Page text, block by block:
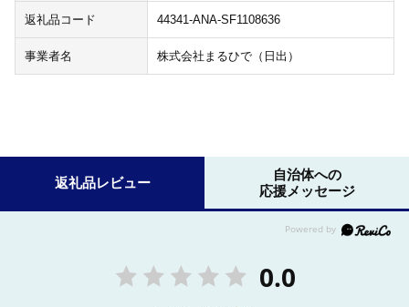
返礼品コード 44341-ANA-SF1108636
事業者名 株式会社まるひで（日出）
返礼品レビュー
自治体への
応援メッセージ
0.0